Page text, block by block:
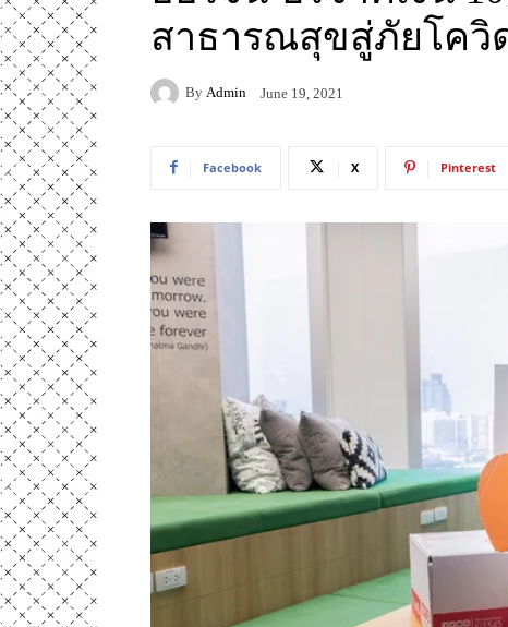
สาธารณสุขสู่ภัยโควิ
By Admin June 19, 2021
Facebook X Pinterest